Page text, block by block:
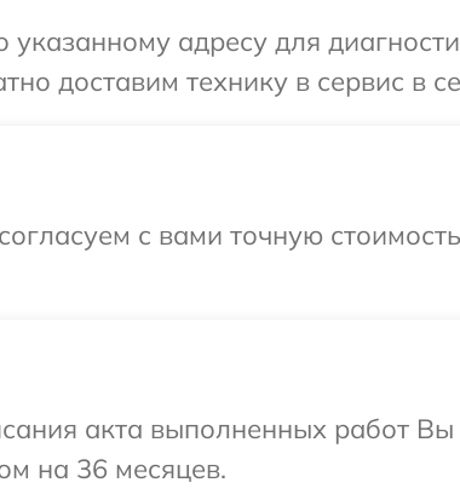
адресу для
доставим технику в сервис в
с вами точную
акта выполненных работ
на 36 месяцев.